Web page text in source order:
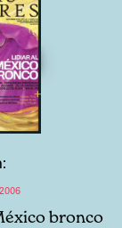
bronco